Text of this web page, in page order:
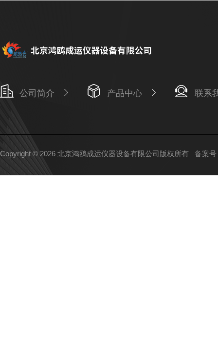
公司简介 产品中心 联系
Copyright © 2026 北京鸿鸥成运仪器设备有限公司版权所有 备案号